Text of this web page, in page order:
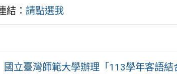
結：請點選我
國立臺灣師範大學辦理「113學年客語